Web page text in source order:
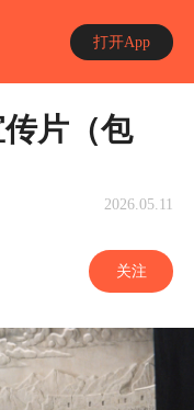
打开App
片（包
2026.05.11
关注